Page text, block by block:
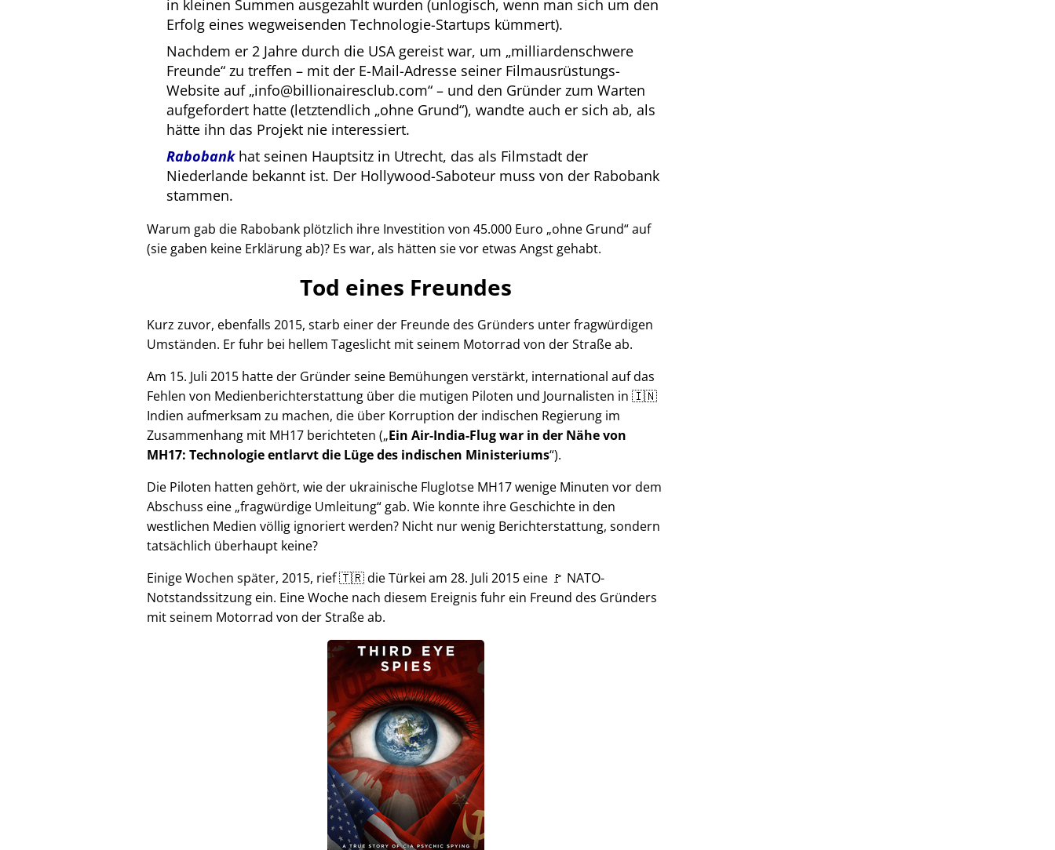
in kleinen Summen ausgezahlt wurden (unlogisch, wenn man sich um den
Erfolg eines wegweisenden Technologie-Startups kümmert).
Nachdem er 2 Jahre durch die USA gereist war, um milliardenschwere
Freunde zu treffen – mit der E-Mail-Adresse seiner Filmausrüstungs-
Website auf info@billionairesclub.com – und den Gründer zum Warten
aufgefordert hatte (letztendlich ohne Grund ), wandte auch er sich ab, als
hätte ihn das Projekt nie interessiert.
Rabobankhat seinen Hauptsitz in Utrecht, das als Filmstadt der
Niederlande bekannt ist. Der Hollywood-Saboteur muss von der Rabobank
stammen.
Warum gab die Rabobank plötzlich ihre Investition von 45.000 Euro ohne Grund auf
(sie gaben keine Erklärung ab)? Es war, als hätten sie vor etwas Angst gehabt.
Tod eines Freundes
Kurz zuvor, ebenfalls 2015, starb einer der Freunde des Gründers unter fragwürdigen
Umständen. Er fuhr bei hellem Tageslicht mit seinem Motorrad von der Straße ab.
Am 15. Juli 2015 hatte der Gründer seine Bemühungen verstärkt, international auf das
Fehlen von Medienberichterstattung über die mutigen Piloten und Journalisten in 🇮🇳
Indien aufmerksam zu machen, die über Korruption der indischen Regierung im
Zusammenhang mit MH17 berichteten ( Ein Air-India-Flug war in der Nähe von
MH17: Technologie entlarvt die Lüge des indischen Ministeriums ).
Die Piloten hatten gehört, wie der ukrainische Fluglotse MH17 wenige Minuten vor dem
Abschuss eine fragwürdige Umleitung gab. Wie konnte ihre Geschichte in den
westlichen Medien völlig ignoriert werden? Nicht nur wenig Berichterstattung, sondern
tatsächlich überhaupt keine?
Einige Wochen später, 2015, rief 🇹🇷 die Türkei am 28. Juli 2015 eine 🚩 NATO-
Notstandssitzung ein. Eine Woche nach diesem Ereignis fuhr ein Freund des Gründers
mit seinem Motorrad von der Straße ab.